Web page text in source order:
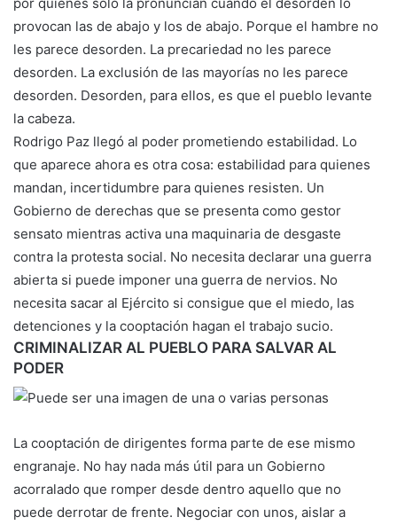
provocan las de abajo y los de abajo. Porque el hambre no
les parece desorden. La precariedad no les parece
desorden. La exclusión de las mayorías no les parece
desorden. Desorden, para ellos, es que el pueblo levante
la cabeza.
Rodrigo Paz llegó al poder prometiendo estabilidad. Lo
que aparece ahora es otra cosa: estabilidad para quienes
mandan, incertidumbre para quienes resisten. Un
Gobierno de derechas que se presenta como gestor
sensato mientras activa una maquinaria de desgaste
contra la protesta social. No necesita declarar una guerra
abierta si puede imponer una guerra de nervios. No
necesita sacar al Ejército si consigue que el miedo, las
detenciones y la cooptación hagan el trabajo sucio.
CRIMINALIZAR AL PUEBLO PARA SALVAR AL
PODER
La cooptación de dirigentes forma parte de ese mismo
engranaje. No hay nada más útil para un Gobierno
acorralado que romper desde dentro aquello que no
puede derrotar de frente. Negociar con unos, aislar a